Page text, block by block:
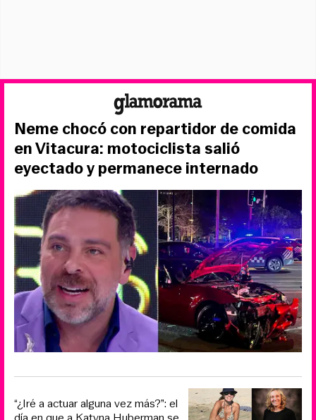
Neme chocó con repartidor de comida
en Vitacura: motociclista salió
eyectado y permanece internado
“¿Iré a actuar alguna vez más?”: el